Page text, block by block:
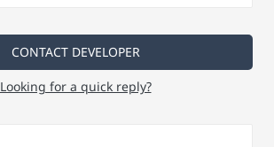
CONTACT DEVELOPER
Looking for a quick reply?